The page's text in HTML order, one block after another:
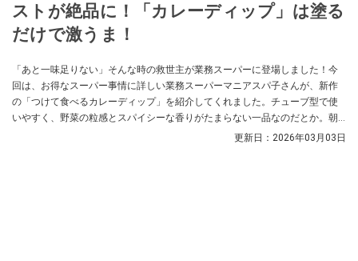
ストが絶品に！「カレーディップ」は塗る
だけで激うま！
「あと一味足りない」そんな時の救世主が業務スーパーに登場しました！今
回は、お得なスーパー事情に詳しい業務スーパーマニアスパ子さんが、新作
の「つけて食べるカレーディップ」を紹介してくれました。チューブ型で使
いやすく、野菜の粒感とスパイシーな香りがたまらない一品なのだとか。朝
食のトーストから、夕食のメイン料理のアレンジまで幅広く使える、万能ソ
更新日： 2026年03月03日